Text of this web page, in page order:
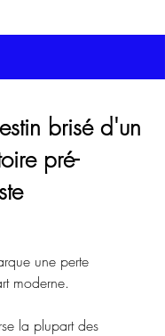
brisé d'un
pré-
une perte
moderne.
la plupart des